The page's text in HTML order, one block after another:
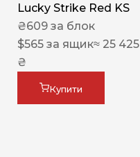
Lucky Strike Red KS
₴609 за блок
$565 за ящик≈ 25 425
₴
Купити